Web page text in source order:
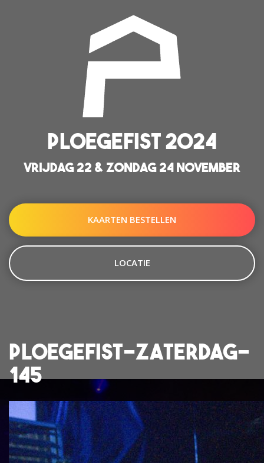
PLOEGEFIST 2024
VRIJDAG 22 & ZONDAG 24 NOVEMBER
KAARTEN BESTELLEN
LOCATIE
ploegefist-zaterdag-
145